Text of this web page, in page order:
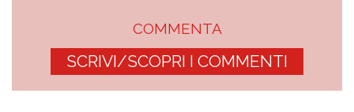
COMMENTA
SCRIVI/SCOPRI I COMMENTI